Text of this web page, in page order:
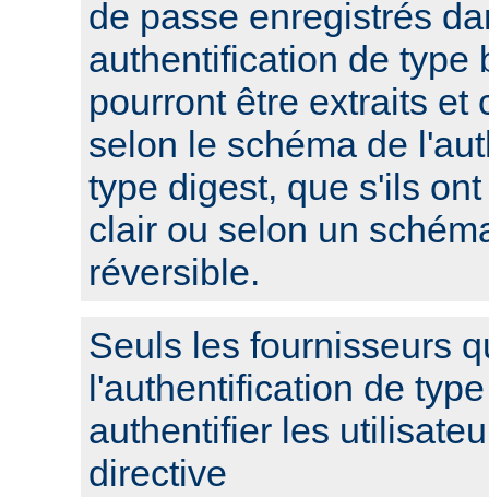
de passe enregistrés
authentification de type
pourront être extraits et
selon le schéma de
type digest, que s'ils
clair ou selon un
réversible.
Seuls les fournisseurs
l'authentification de
authentifier les
directive